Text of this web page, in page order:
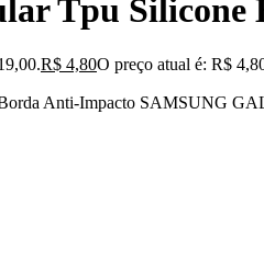
Tpu
R$ 4,80O preço atual é: R$
Anti-Impacto SAMSUNG